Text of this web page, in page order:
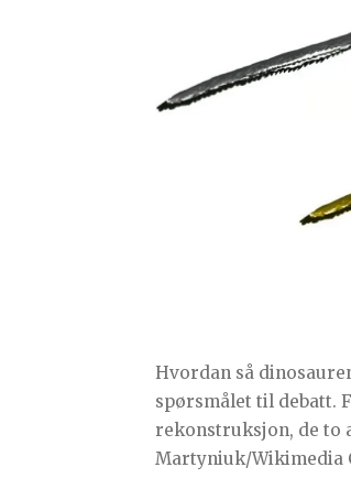
Hvordan så
spørsmålet til debatt.
rekonstruksjon, de to
Martyniuk/Wikimedia